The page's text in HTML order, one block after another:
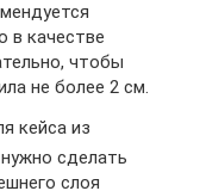
в качестве
чтобы
не более 2 см.
кейса из
сделать
слоя